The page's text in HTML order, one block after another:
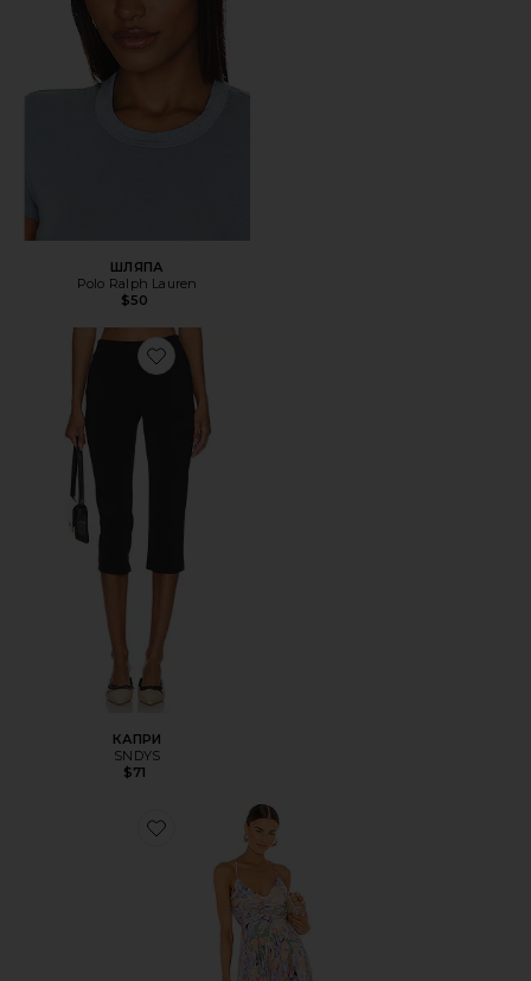
ШЛЯПА
Polo Ralph Lauren
$50
Favorite КАПРИ
КАПРИ
SNDYS
$71
Favorite ПЛАТЬЕ BLYTHE